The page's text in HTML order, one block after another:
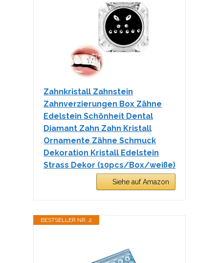
Zahnkristall Zahnstein
Zahnverzierungen Box Zähne
Edelstein Schönheit Dental
Diamant Zahn Zahn Kristall
Ornamente Zähne Schmuck
Dekoration Kristall Edelstein
Strass Dekor (10pcs/Box/weiße)
Siehe auf Amazon
BESTSELLER NR. 2